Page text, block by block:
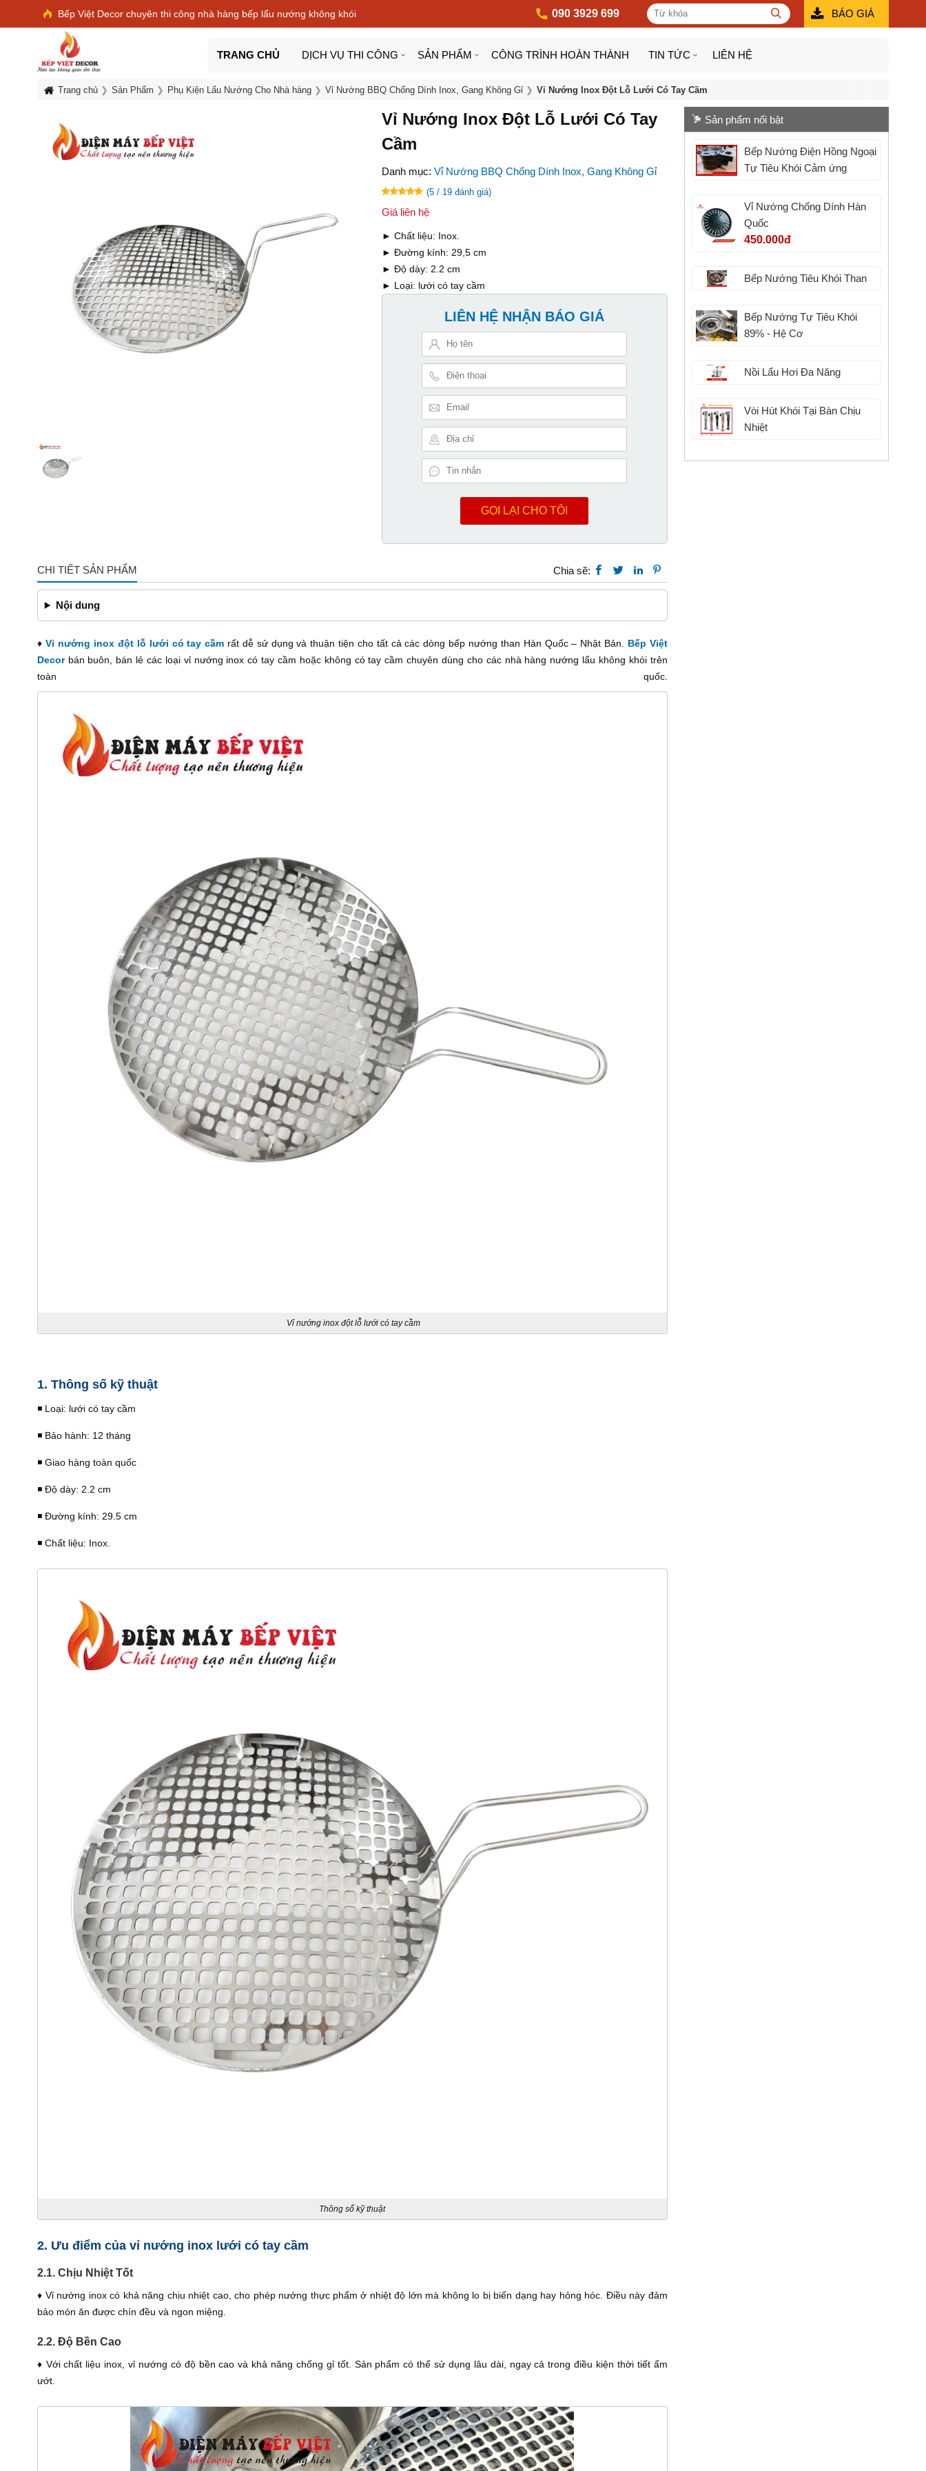
Bếp Việt Decor chuyên thi công nhà hàng bếp lẩu nướng không khói 090 3929 699 BÁO GIÁ
TRANG CHỦ DỊCH VỤ THI CÔNG SẢN PHẨM CÔNG TRÌNH HOÀN THÀNH TIN TỨC LIÊN HỆ
Trang chủ Sản Phẩm Phụ Kiện Lẩu Nướng Cho Nhà hàng Vỉ Nướng BBQ Chống Dính Inox, Gang Không Gỉ Vỉ Nướng Inox Đột Lỗ Lưới Có Tay Cầm
Vỉ Nướng Inox Đột Lỗ Lưới Có Tay
Cầm
Danh mục: Vỉ Nướng BBQ Chống Dính Inox, Gang Không Gỉ
(5 / 19 đánh giá)
Giá liên hệ
► Chất liệu: Inox.
► Đường kính: 29,5 cm
► Độ dày: 2.2 cm
► Loại: lưới có tay cầm
LIÊN HỆ NHẬN BÁO GIÁ
GỌI LẠI CHO TÔI
CHI TIẾT SẢN PHẨM Chia sẽ:
Nội dung
♦Vỉ nướng inox đột lỗ lưới có tay cầm rất dễ sử dụng và thuận tiện cho tất cả các dòng bếp nướng than Hàn Quốc – Nhật Bản. Bếp Việt
Decorbán buôn, bán lẻ các loại vỉ nướng inox có tay cầm hoặc không có tay cầm chuyên dùng cho các nhà hàng nướng lẩu không khói trên
toàn quốc.
Vỉ nướng inox đột lỗ lưới có tay cầm
1. Thông số kỹ thuật
◾️ Loại: lưới có tay cầm
◾️ Bảo hành: 12 tháng
◾️ Giao hàng toàn quốc
◾️ Độ dày: 2.2 cm
◾️ Đường kính: 29.5 cm
◾️ Chất liệu: Inox.
Thông số kỹ thuật
2. Ưu điểm của vỉ nướng inox lưới có tay cầm
2.1. Chịu Nhiệt Tốt
♦ Vỉ nướng inox có khả năng chịu nhiệt cao, cho phép nướng thực phẩm ở nhiệt độ lớn mà không lo bị biến dạng hay hỏng hóc. Điều này đảm
bảo món ăn được chín đều và ngon miệng.
2.2. Độ Bền Cao
♦ Với chất liệu inox, vỉ nướng có độ bền cao và khả năng chống gỉ tốt. Sản phẩm có thể sử dụng lâu dài, ngay cả trong điều kiện thời tiết ẩm
ướt.
Sản phẩm nổi bật
Bếp Nướng Điện Hồng Ngoại
Tự Tiêu Khói Cảm ứng
Vỉ Nướng Chống Dính Hàn
Quốc
450.000đ
Bếp Nướng Tiêu Khói Than
Bếp Nướng Tự Tiêu Khói
89% - Hệ Cơ
Nồi Lẩu Hơi Đa Năng
Vòi Hút Khói Tại Bàn Chịu
Nhiệt